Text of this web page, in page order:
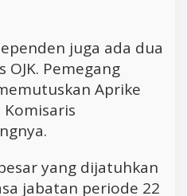
juga ada dua
Pemegang
Aprike
yang dijatuhkan
jabatan periode 22